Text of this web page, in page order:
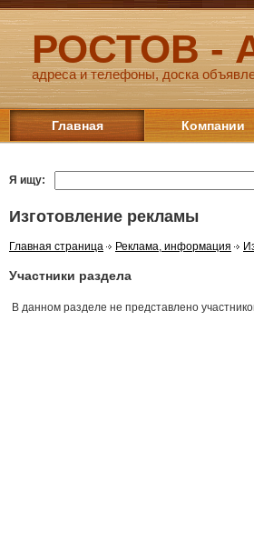
РОСТОВ -
адреса и телефоны, доска
Главная Компании
Я ищу:
Изготовление рекламы
Главная страница Реклама, информация
Участники раздела
В данном разделе не представлено